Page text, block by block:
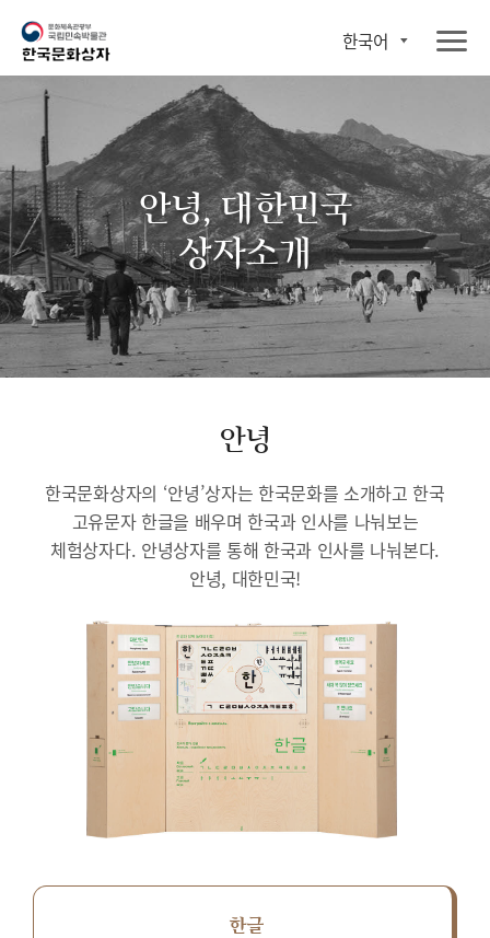
한국어
안녕, 대한민국
상자소개
안녕
한국문화상자의 ‘안녕’상자는 한국문화를 소개하고 한국
고유문자 한글을 배우며 한국과 인사를 나눠보는
체험상자다. 안녕상자를 통해 한국과 인사를 나눠본다.
안녕, 대한민국!
한글